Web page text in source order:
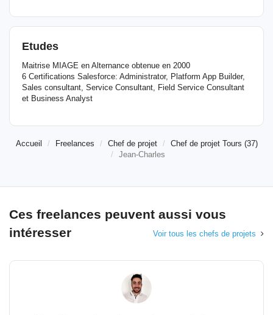
Etudes
Maitrise MIAGE en Alternance obtenue en 2000
6 Certifications Salesforce: Administrator, Platform App Builder,
Sales consultant, Service Consultant, Field Service Consultant
et Business Analyst
Accueil Freelances Chef de projet
Chef de projet Tours (37)
Jean-Charles
Ces freelances peuvent aussi vous
intéresser
Voir tous les chefs de projets